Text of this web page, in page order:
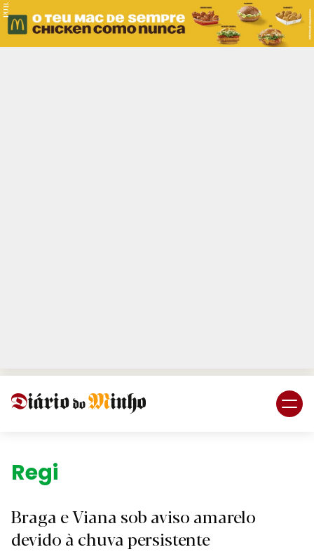
PUB.
Região.
Braga e Viana sob aviso amarelo
devido à chuva persistente